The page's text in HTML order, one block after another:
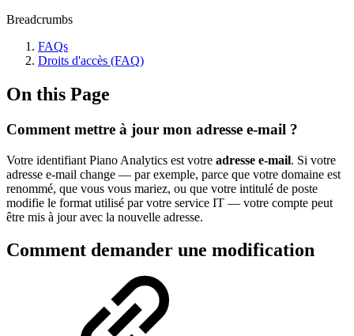
Breadcrumbs
FAQs
Droits d'accès (FAQ)
On this Page
Comment mettre à jour mon adresse e-mail ?
Votre identifiant Piano Analytics est votre adresse e-mail. Si votre
adresse e-mail change — par exemple, parce que votre domaine est
renommé, que vous vous mariez, ou que votre intitulé de poste
modifie le format utilisé par votre service IT — votre compte peut
être mis à jour avec la nouvelle adresse.
Comment demander une modification